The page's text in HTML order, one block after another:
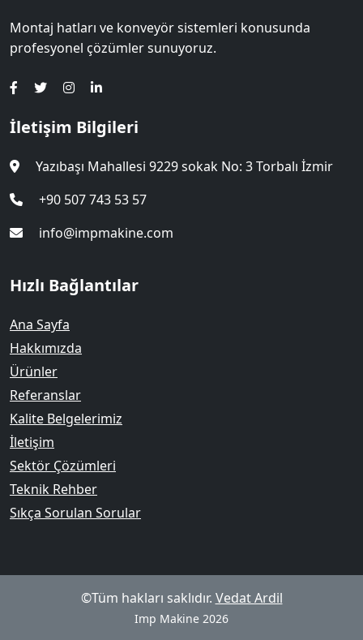
Montaj hatları ve konveyör sistemleri konusunda
profesyonel çözümler sunuyoruz.
İletişim Bilgileri
Yazıbaşı Mahallesi 9229 sokak No: 3 Torbalı İzmir
+90 507 743 53 57
info@impmakine.com
Hızlı Bağlantılar
Ana Sayfa
Hakkımızda
Ürünler
Referanslar
Kalite Belgelerimiz
İletişim
Sektör Çözümleri
Teknik Rehber
Sıkça Sorulan Sorular
©Tüm hakları saklıdır. Vedat Ardil
Imp Makine 2026